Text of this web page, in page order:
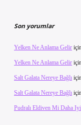
Son yorumlar
Yelken Ne Anlama Gelir
Yelken Ne Anlama Gelir
Salt Galata Nereye Bağlı
Salt Galata Nereye Bağlı
Pudralı Eldiven Mi Daha Iyi